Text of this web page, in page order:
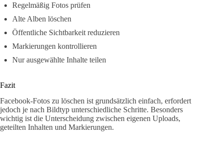
Regelmäßig Fotos prüfen
Alte Alben löschen
Öffentliche Sichtbarkeit reduzieren
Markierungen kontrollieren
Nur ausgewählte Inhalte teilen
Fazit
Facebook-Fotos zu löschen ist grundsätzlich einfach, erfordert
jedoch je nach Bildtyp unterschiedliche Schritte. Besonders
wichtig ist die Unterscheidung zwischen eigenen Uploads,
geteilten Inhalten und Markierungen.